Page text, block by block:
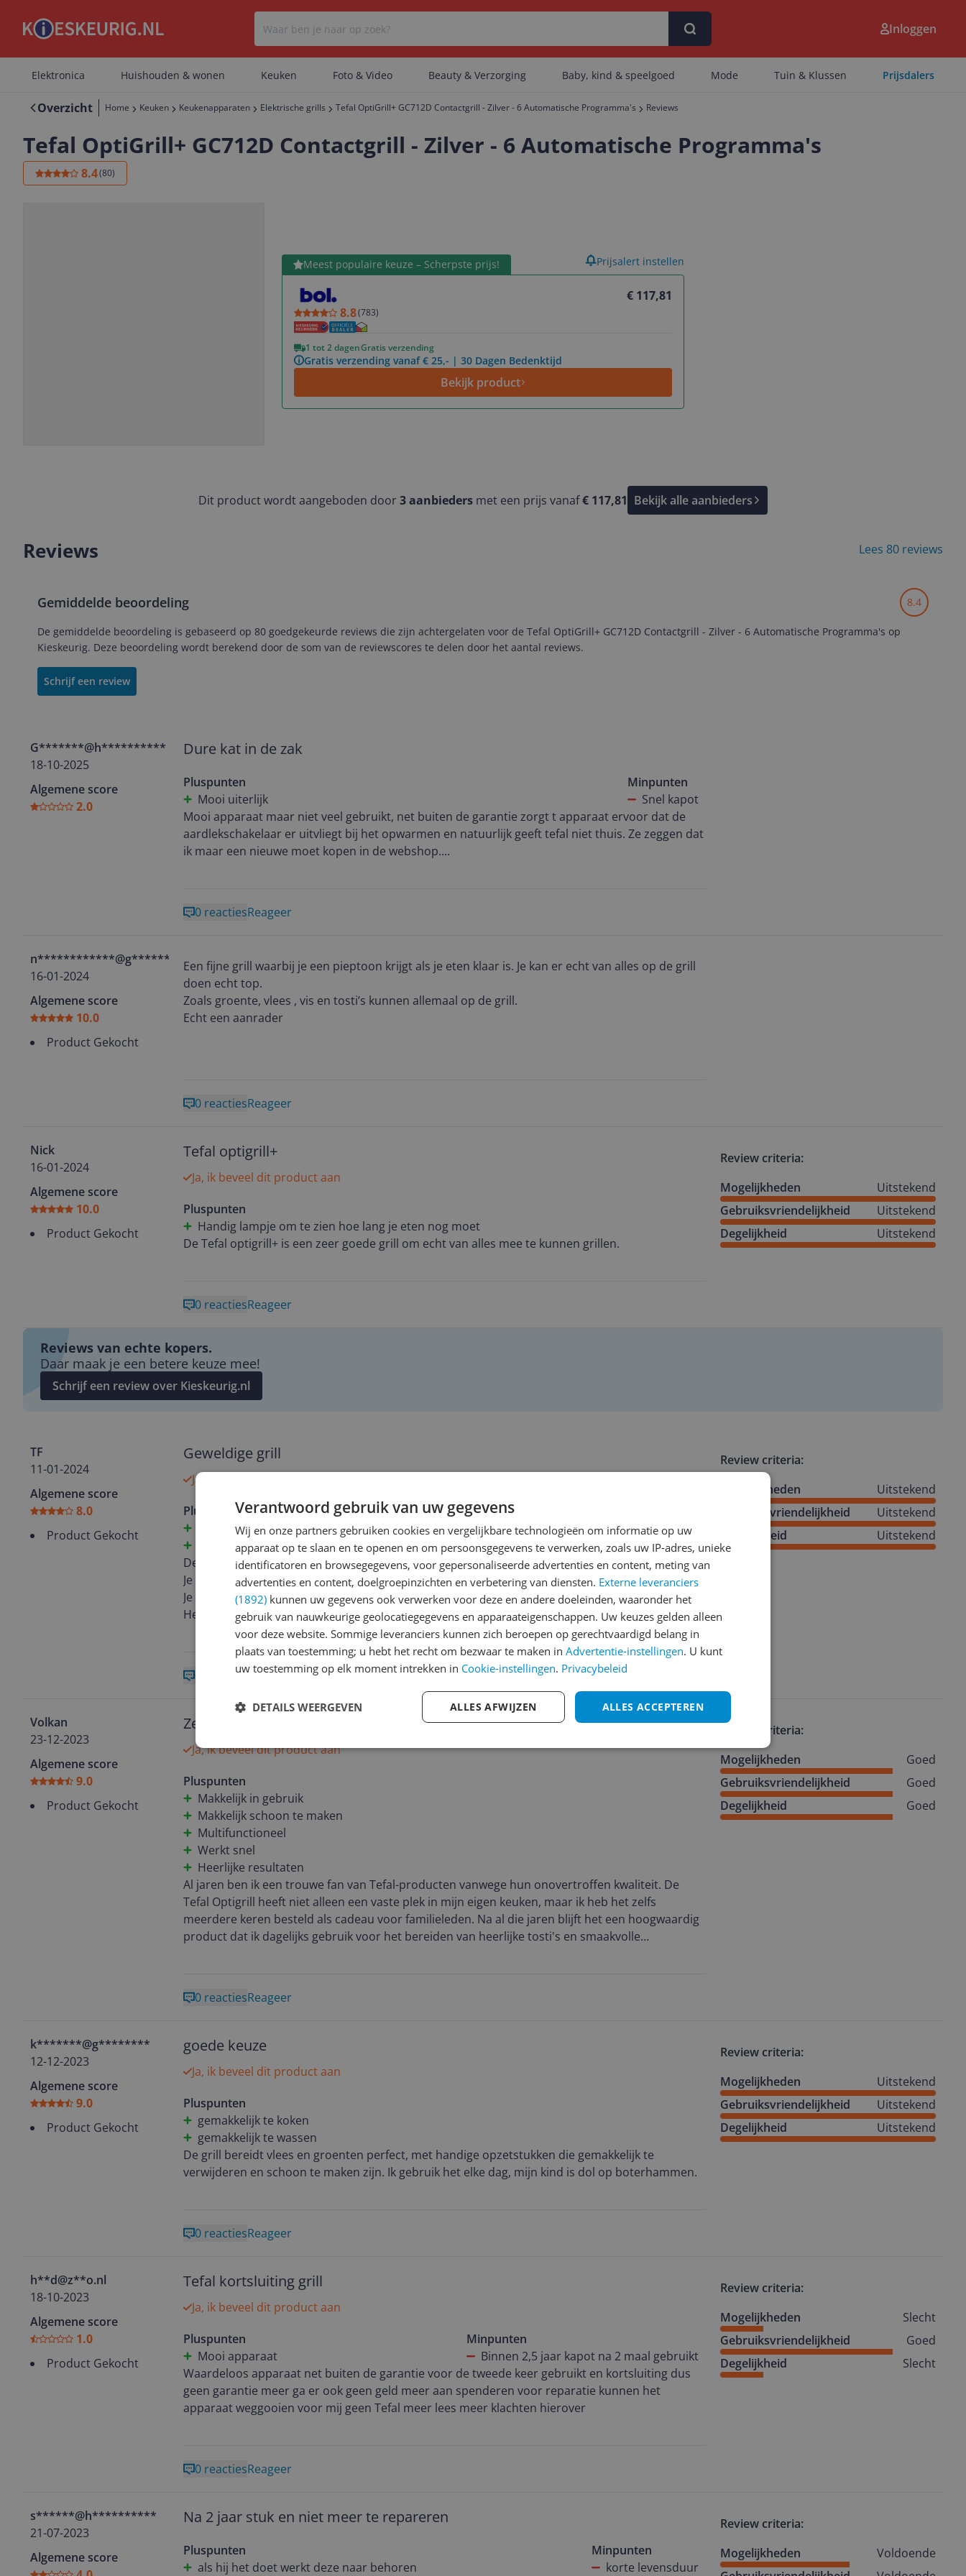
Er zijn geen categorieën gevonden.
Inloggen
Elektronica Huishouden & wonen Keuken Foto & Video Beauty & Verzorging Baby, kind & speelgoed Mode Tuin & Klussen Prijsdalers
Overzicht Home Keuken Keukenapparaten Elektrische grills Tefal OptiGrill+ GC712D Contactgrill - Zilver - 6 Automatische Programma's Reviews
Tefal OptiGrill+ GC712D Contactgrill - Zilver - 6 Automatische Programma's
8.4(80)
Meest populaire keuze – Scherpste prijs!
€ 117,81
8.8(783)
1 tot 2 dagenGratis verzending
Gratis verzending vanaf € 25,- | 30 Dagen Bedenktijd
Bekijk product
Bekijk product Prijsalert instellen
Dit product wordt aangeboden door3aanbieders met een prijs vanaf€ 117,81 Bekijk alle aanbieders
Reviews Lees 80 reviews
Gemiddelde beoordeling 8.4
De gemiddelde beoordeling is gebaseerd op 80 goedgekeurde reviews die zijn achtergelaten voor de Tefal OptiGrill+ GC712D Contactgrill - Zilver - 6 Automatische Programma's op
Kieskeurig. Deze beoordeling wordt berekend door de som van de reviewscores te delen door het aantal reviews.
Schrijf een review
G*******@h**********
18-10-2025
Algemene score
2.0
Dure kat in de zak
Mooi apparaat maar niet veel gebruikt, net buiten de garantie zorgt t apparaat ervoor dat de
aardlekschakelaar er uitvliegt bij het opwarmen en natuurlijk geeft tefal niet thuis. Ze zeggen dat
ik maar een nieuwe moet kopen in de webshop....
Pluspunten
Mooi uiterlijk
Minpunten
Snel kapot
0 reactiesReageer
n************@g********
16-01-2024
Algemene score
10.0
Product Gekocht
Een fijne grill waarbij je een pieptoon krijgt als je eten klaar is. Je kan er echt van alles op de grill
doen echt top.
Zoals groente, vlees , vis en tosti’s kunnen allemaal op de grill.
Echt een aanrader
0 reactiesReageer
Nick
16-01-2024
Algemene score
10.0
Product Gekocht
Tefal optigrill+
De Tefal optigrill+ is een zeer goede grill om echt van alles mee te kunnen grillen.
Pluspunten
Handig lampje om te zien hoe lang je eten nog moet
Ja, ik beveel dit product aan
Review criteria:
Mogelijkheden
Uitstekend
Gebruiksvriendelijkheid
Uitstekend
Degelijkheid
Uitstekend
0 reactiesReageer
Reviews van echte kopers.
Daar maak je een betere keuze mee!
Schrijf een review over Kieskeurig.nl
TF
11-01-2024
Algemene score
8.0
Product Gekocht
Geweldige grill
Deze grill werkt perfect.
Je krijg een piep toon als hij warm is en als het product klaar is.
Je kunt er tosti’s mee maken maar ook lekker een biefstuk 🥩 op grillen.
Heel divers . Kortom erg blij mee
Pluspunten
Snel warm
Makkelijk schoon te maken
Ja, ik beveel dit product aan
Review criteria:
Mogelijkheden
Uitstekend
Gebruiksvriendelijkheid
Uitstekend
Degelijkheid
Uitstekend
0 reactiesReageer
Volkan
23-12-2023
Algemene score
9.0
Product Gekocht
Zeer fijne machine voor een mooie prijs.
Al jaren ben ik een trouwe fan van Tefal-producten vanwege hun onovertroffen kwaliteit. De
Tefal Optigrill heeft niet alleen een vaste plek in mijn eigen keuken, maar ik heb het zelfs
meerdere keren besteld als cadeau voor familieleden. Na al die jaren blijft het een hoogwaardig
product dat ik dagelijks gebruik voor het bereiden van heerlijke tosti's en smaakvolle
Pluspunten
Makkelijk in gebruik
Makkelijk schoon te maken
Multifunctioneel
Werkt snel
Heerlijke resultaten
Ja, ik beveel dit product aan
Review criteria:
Mogelijkheden
Goed
Gebruiksvriendelijkheid
Goed
Degelijkheid
Goed
0 reactiesReageer
k*******@g********
12-12-2023
Algemene score
9.0
Product Gekocht
goede keuze
De grill bereidt vlees en groenten perfect, met handige opzetstukken die gemakkelijk te
verwijderen en schoon te maken zijn. Ik gebruik het elke dag, mijn kind is dol op boterhammen.
Pluspunten
gemakkelijk te koken
gemakkelijk te wassen
Ja, ik beveel dit product aan
Review criteria:
Mogelijkheden
Uitstekend
Gebruiksvriendelijkheid
Uitstekend
Degelijkheid
Uitstekend
0 reactiesReageer
h**d@z**o.nl
18-10-2023
Algemene score
1.0
Product Gekocht
Tefal kortsluiting grill
Waardeloos apparaat net buiten de garantie voor de tweede keer gebruikt en kortsluiting dus
geen garantie meer ga er ook geen geld meer aan spenderen voor reparatie kunnen het
apparaat weggooien voor mij geen Tefal meer lees meer klachten hierover
Pluspunten
Mooi apparaat
Minpunten
Binnen 2,5 jaar kapot na 2 maal gebruikt
Ja, ik beveel dit product aan
Review criteria:
Mogelijkheden
Slecht
Gebruiksvriendelijkheid
Goed
Degelijkheid
Slecht
0 reactiesReageer
s******@h**********
21-07-2023
Algemene score
Na 2 jaar stuk en niet meer te repareren
Pluspunten
als hij het doet werkt deze naar behoren
Minpunten
korte levensduur
Review criteria:
Mogelijkheden
Voldoende
Verantwoord gebruik van uw gegevens
Wij en onze partners gebruiken cookies en vergelijkbare technologieën om informatie op uw
apparaat op te slaan en te openen en om persoonsgegevens te verwerken, zoals uw IP-adres, unieke
identificatoren en browsegegevens, voor gepersonaliseerde advertenties en content, meting van
advertenties en content, doelgroepinzichten en verbetering van diensten. Externe leveranciers
(1892) kunnen uw gegevens ook verwerken voor deze en andere doeleinden, waaronder het
gebruik van nauwkeurige geolocatiegegevens en apparaateigenschappen. Uw keuzes gelden alleen
voor deze website. Sommige leveranciers kunnen zich beroepen op gerechtvaardigd belang in
plaats van toestemming; u hebt het recht om bezwaar te maken in Advertentie-instellingen. U kunt
uw toestemming op elk moment intrekken in Cookie-instellingen. Privacybeleid
ALLES ACCEPTEREN
ALLES AFWIJZEN
DETAILS WEERGEVEN